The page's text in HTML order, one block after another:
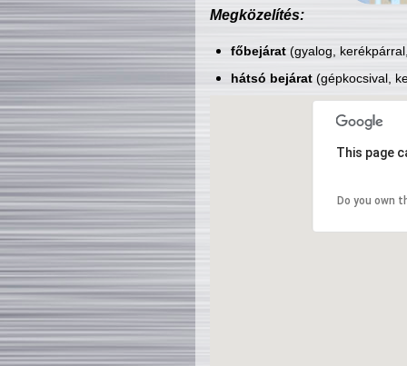
Megközelítés:
főbejárat(gyalog,
hátsó bejárat(gépkocsival,
This page
Do you own